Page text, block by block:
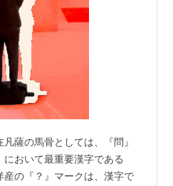
薩の馬骨としては、『問』
おいて最重要漢字である
の『？』マークは、漢字で